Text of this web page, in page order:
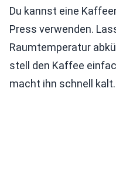
Du kannst eine
Press verwenden.
Raumtemperatur
stell den Kaffee
macht ihn schnell kalt.